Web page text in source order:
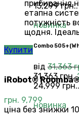
13,299 грн..
новинка
Сombo
від 31,363
31,363 грн..
24,999 грн..
новинка
прибирання
етапна
потужність
щодня.
Купити
iRobot®
грн. 9,799
ціна без знижки